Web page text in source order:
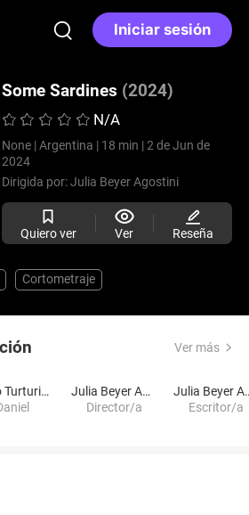
Iniciar sesión
Some Sardines (2024)
N/A
None | Argentina | 18 min | 2 de Jun de
2024
Dirigida por:Julia Beyer Agostini
Quiero ver Ver Reseña
Cortometraje
Ver más
Pablo Turturiello
Julia Beyer Agostini
Director/a
Julia
Escritor/a